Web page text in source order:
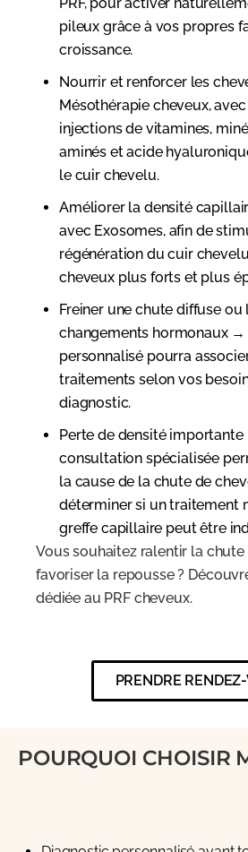
pileux grâce à vos propres
croissance.
Nourrir et renforcer les
Mésothérapie cheveux,
injections de vitamines,
aminés et acide
le cuir chevelu.
Améliorer la densité
avec Exosomes, afin de
régénération du cuir
cheveux plus forts et plus
Freiner une chute diffuse ou
changements hormonaux→
personnalisé pourra
traitements selon vos
diagnostic.
Perte de densité importante
consultation spécialisée
la cause de la chute de
déterminer si un traitement
greffe capillaire peut être
Vous souhaitez ralentir la
favoriser la repousse ?
dédiée au PRF cheveux.
PRENDRE
POURQUOI CHOISIR